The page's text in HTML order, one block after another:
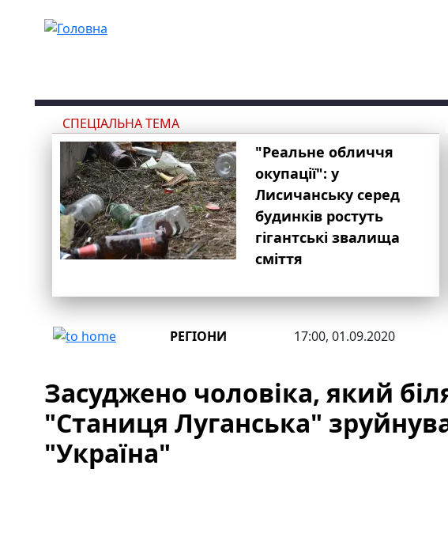
СПЕЦІАЛЬНА ТЕМА
"Реальне обличчя
окупації": у
Лисичанську серед
будинків ростуть
гігантські звалища
сміття
РЕГІОНИ 17:00, 01.09.2020
Засуджено чоловіка, який
"Станиця Луганська"
"Україна"